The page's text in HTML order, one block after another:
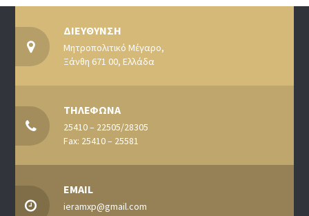
ΔΙΕΥΘΥΝΣΗ
Μητροπολιτικό Μέγαρο,
Ξάνθη 671 00, Ελλάδα
ΤΗΛΕΦΩΝΑ
25410 – 22505/28305
Fax: 25410 – 25581
EMAIL
ieramxp@gmail.com